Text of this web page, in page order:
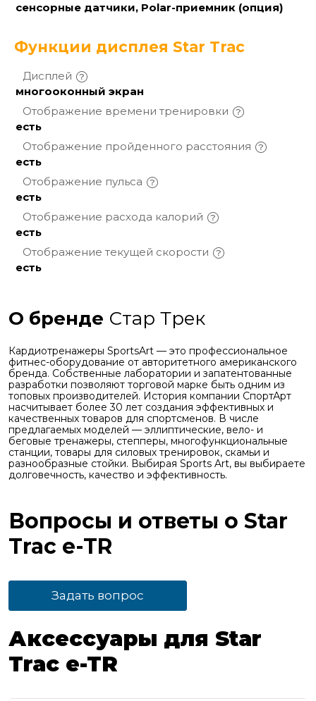
сенсорные датчики, Polar-приемник (опция)
Функции дисплея Star Trac
Дисплей
многооконный экран
Отображение времени тренировки
есть
Отображение пройденного расстояния
есть
Отображение пульса
есть
Отображение расхода калорий
есть
Отображение текущей скорости
есть
О бренде Стар Трек
Кардиотренажеры SportsArt — это профессиональное
фитнес-оборудование от авторитетного американского
бренда. Собственные лаборатории и запатентованные
разработки позволяют торговой марке быть одним из
топовых производителей. История компании СпортАрт
насчитывает более 30 лет создания эффективных и
качественных товаров для спортсменов. В числе
предлагаемых моделей — эллиптические, вело- и
беговые тренажеры, степперы, многофункциональные
станции, товары для силовых тренировок, скамьи и
разнообразные стойки. Выбирая Sports Art, вы выбираете
долговечность, качество и эффективность.
Вопросы и ответы о Star
Trac e-TR
Задать вопрос
Аксессуары для Star
Trac e-TR